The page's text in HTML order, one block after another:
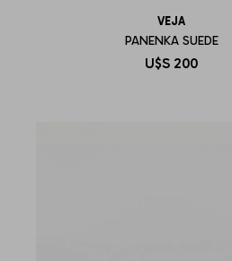
VEJA
PANENKA SUEDE
U$S 200